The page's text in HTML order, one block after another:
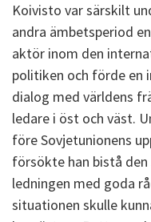
Koivisto var särskilt
andra ämbetsperiod
aktör inom den
politiken och förde en
dialog med världens
ledare i öst och väst.
före Sovjetunionens
försökte han bistå
ledningen med goda
situationen skulle